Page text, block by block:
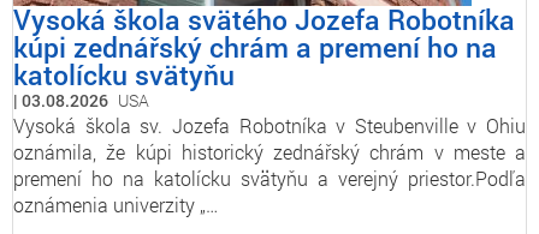
Vysoká škola svätého Jozefa Robotníka
kúpi zednářský chrám a premení ho na
katolícku svätyňu
03.08.2026 USA
Vysoká škola sv. Jozefa Robotníka v Steubenville v Ohiu
oznámila, že kúpi historický zednářský chrám v meste a
premení ho na katolícku svätyňu a verejný priestor.Podľa
oznámenia univerzity „…